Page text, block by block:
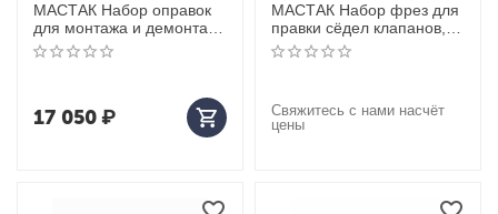
МАСТАК Набор оправок
для монтажа и демонтажа
сальников, 27-58 мм,
кейс, 22 предмета
17 050₽
МАСТАК Набор фрез для
правки сёдел клапанов,
28-65 мм, кейс, 14
предметов
Свяжитесь с нами насчёт
цены